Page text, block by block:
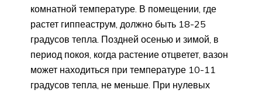
комнатной температуре. В помещении, где
растет гиппеаструм, должно быть 18-25
градусов тепла. Поздней осенью и зимой, в
период покоя, когда растение отцветет, вазон
может находиться при температуре 10-11
градусов тепла, не меньше. При нулевых